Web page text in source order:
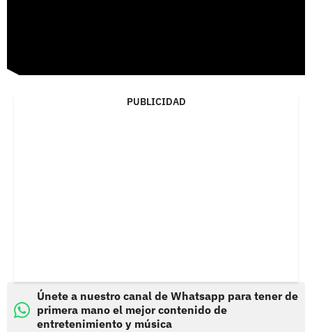
PUBLICIDAD
Únete a nuestro canal de Whatsapp para tener de
primera mano el mejor contenido de
entretenimiento y música